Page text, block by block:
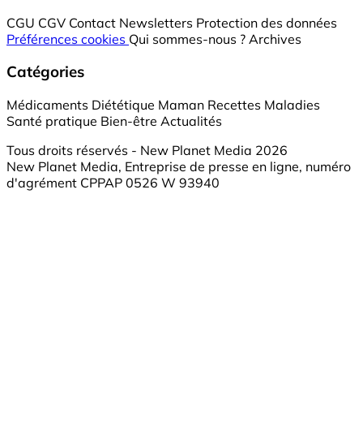
CGU CGV Contact Newsletters Protection des données
Préférences cookies Qui sommes-nous ? Archives
Catégories
Médicaments Diététique Maman Recettes Maladies
Santé pratique Bien-être Actualités
Tous droits réservés - New Planet Media 2026
New Planet Media, Entreprise de presse en ligne, numéro
d'agrément CPPAP 0526 W 93940